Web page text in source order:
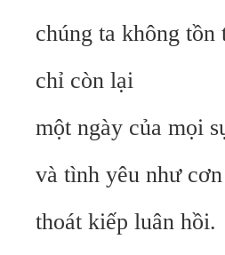
chúng ta không tồn
chỉ còn lại
một ngày của mọi
và tình yêu như
thoát kiếp luân hồi.